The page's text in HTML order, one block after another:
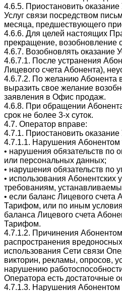
4.6.5. Приостановить
Услуг связи посредством
месяца, предшествующего
4.6.6. Для целей настоящих
прекращение, возобновление
4.6.7. Возобновлять оказание
4.6.7.1. После устранения
Лицевого счета Абонента),
4.6.7.2. По желанию Абонента
выразить свое желание
заявления в Офис продаж.
4.6.8. При обращении
срок не более 3-х суток.
4.7. Оператор вправе:
4.7.1. Приостановить оказание
4.7.1.1. Нарушения Абонентом
• нарушения обязательств по
или персональных данных;
• нарушения обязательств по
• использования
требованиям,
• если баланс Лицевого
Тарифом, или по иным
баланса Лицевого счета
Тарифом.
4.7.1.2. Причинения
распространения
использования Сети связи
викторин, рекламы, опросов,
нарушению
Оператора есть достаточные
4.7.1.3. Нарушения Абонентом